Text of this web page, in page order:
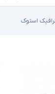
استوک